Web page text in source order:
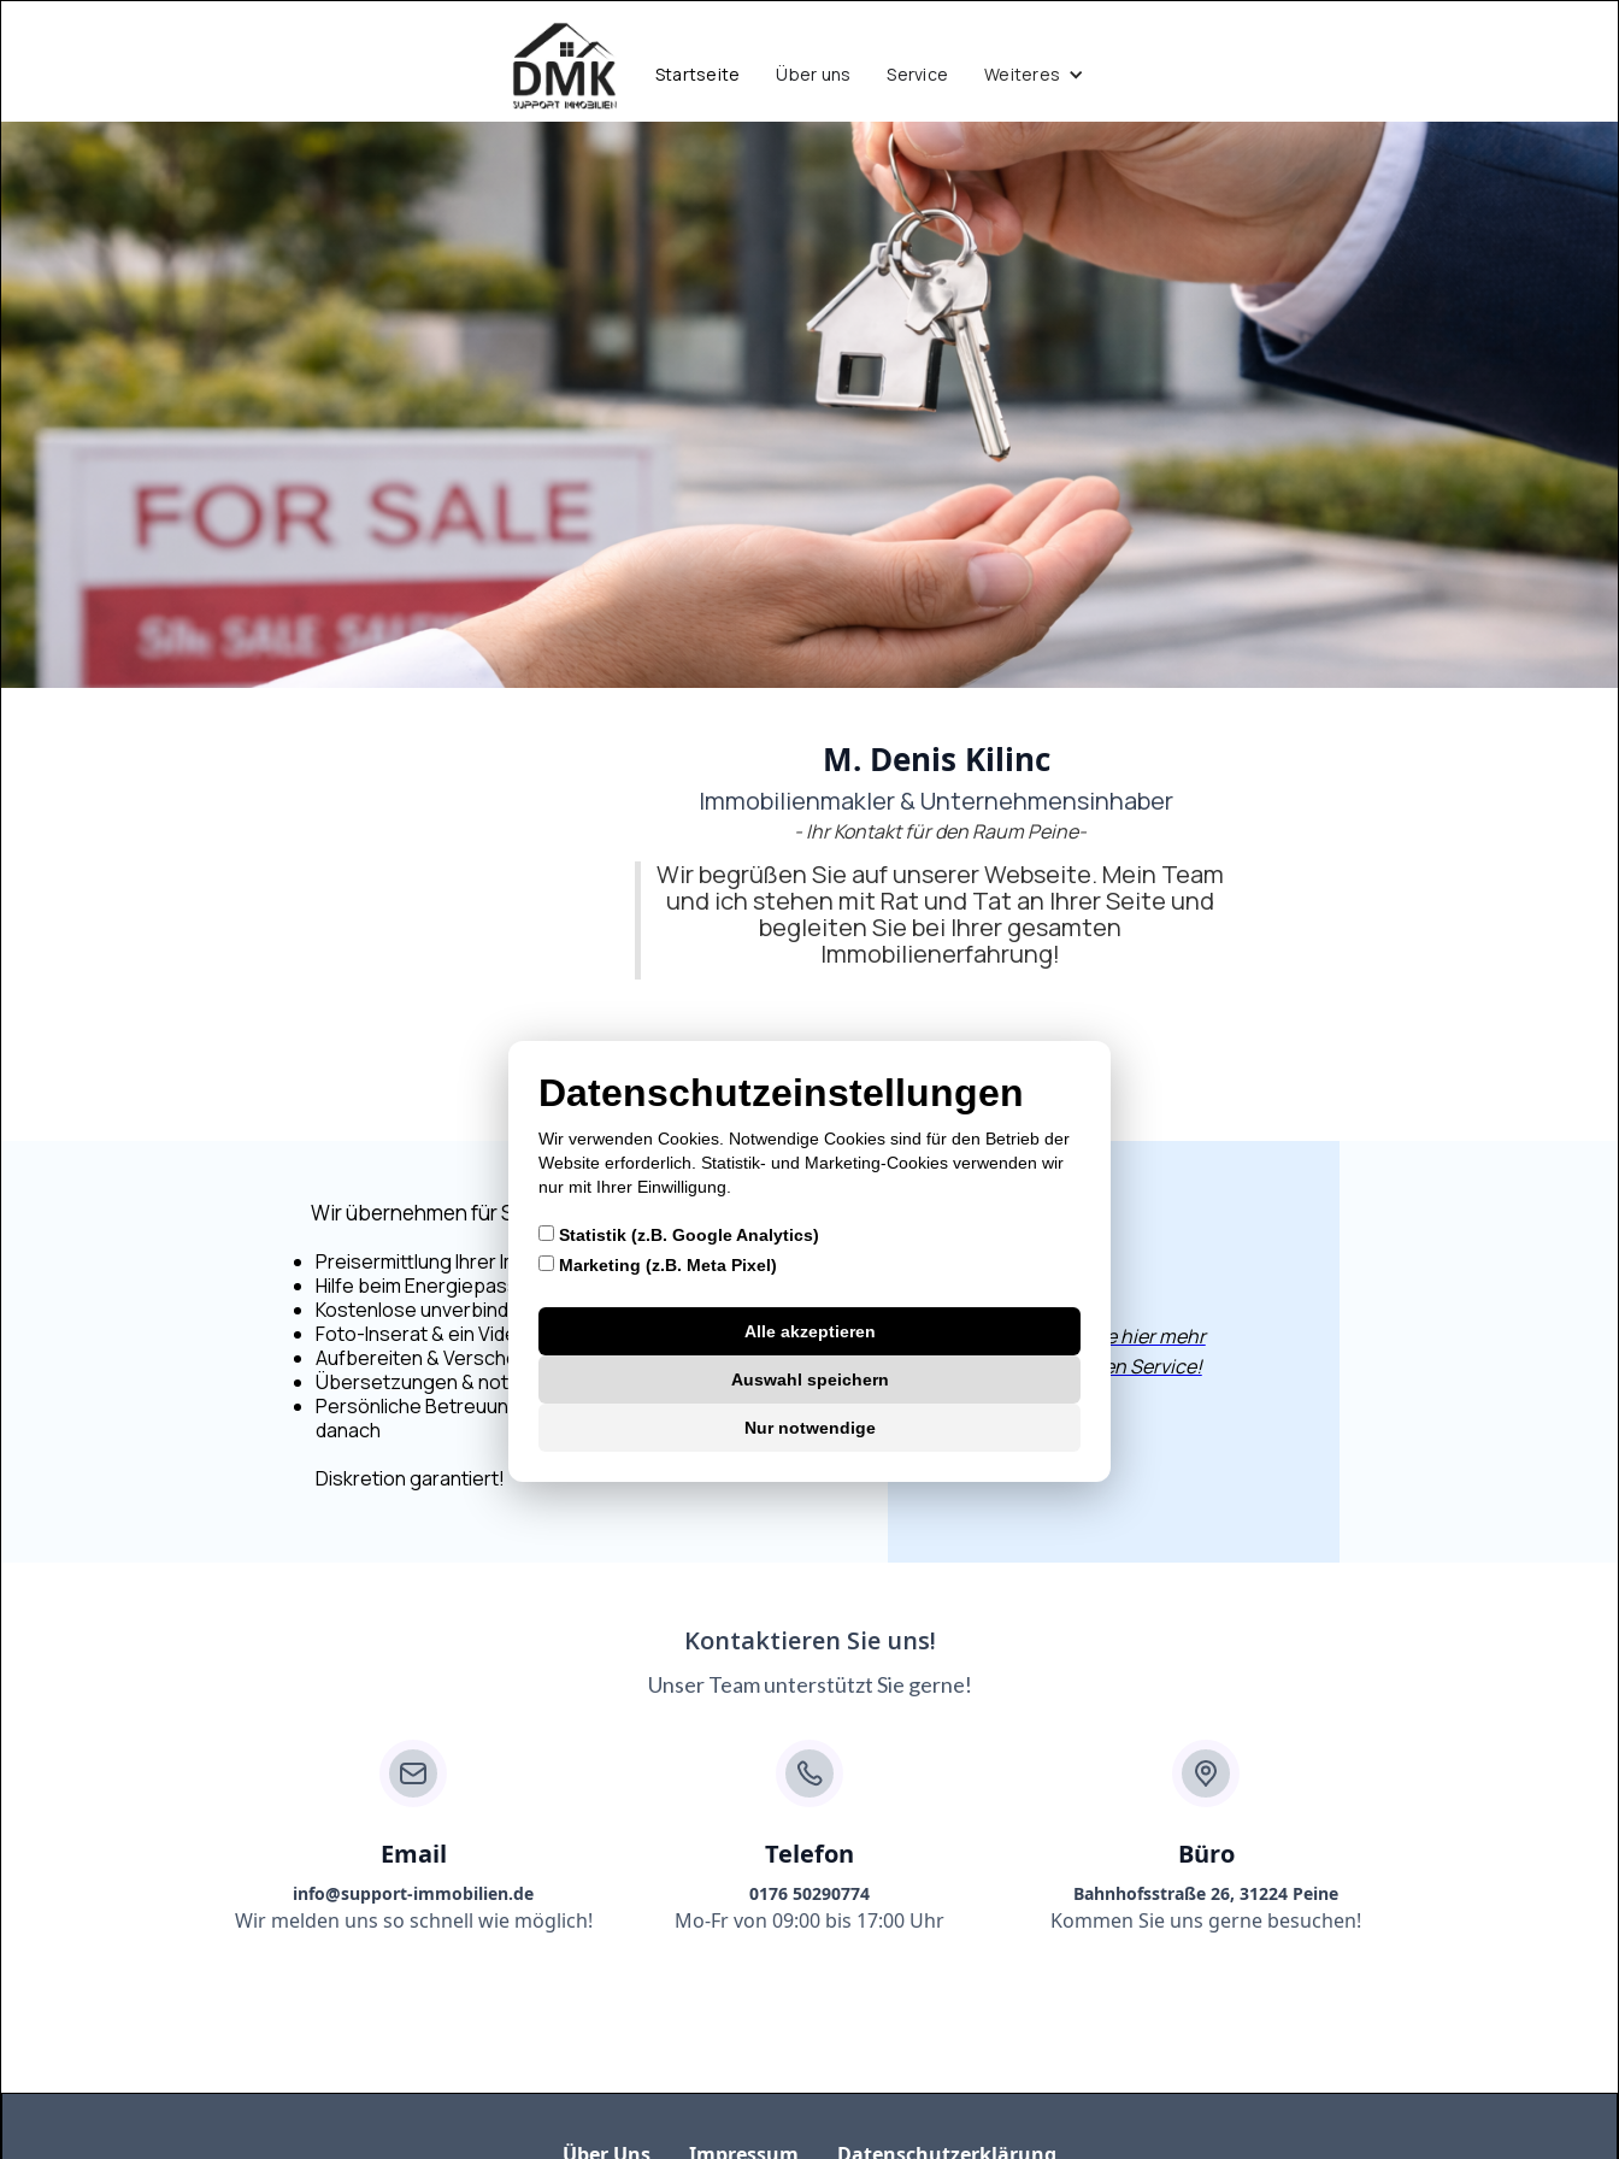
Datenschutzeinstellungen
Wir verwenden Cookies. Notwendige Cookies sind für den Betrieb der
Website erforderlich. Statistik- und Marketing-Cookies verwenden wir
nur mit Ihrer Einwilligung.
Statistik (z.B. Google Analytics)
Marketing (z.B. Meta Pixel)
Alle akzeptieren
Auswahl speichern
Nur notwendige
Startseite Über uns Service Weiteres
M. Denis Kilinc
Immobilienmakler & Unternehmensinhaber
- Ihr Kontakt für den Raum Peine-
Wir begrüßen Sie auf unserer Webseite. Mein Team
und ich stehen mit Rat und Tat an Ihrer Seite und
begleiten Sie bei Ihrer gesamten
Immobilienerfahrung!
Wir übernehmen für Sie:
Preisermittlung Ihrer Immobilie
Hilfe beim Energiepass- Erwerb
Kostenlose unverbindliche Besichtigung & Beratung
Foto-Inserat & ein Video in 4K Qualität für den perfekten Auftritt
Aufbereiten & Verschönern von Immobilien durch Home Staging
Übersetzungen & notarielle Begleitungen im Ausland
Persönliche Betreuung von Anfang an, bis zum Notar und
danach
Diskretion garantiert!
Erfahren Sie hier mehr
über unseren Service!
Kontaktieren Sie uns!
Unser Team unterstützt Sie gerne!
Email
info@support-immobilien.de
Wir melden uns so schnell wie möglich!
Telefon
0176 50290774
Mo-Fr von 09:00 bis 17:00 Uhr
Büro
Bahnhofsstraße 26, 31224 Peine
Kommen Sie uns gerne besuchen!